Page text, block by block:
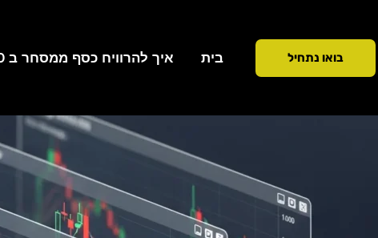
בואו נתחיל בית איך להרוויח כסף ממסחר ב 90 ימים
כתיבת תגובה /טכניקות מסחר